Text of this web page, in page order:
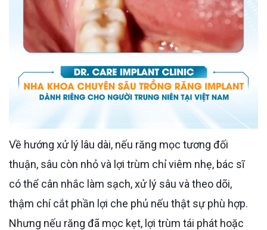
Về hướng xử lý lâu dài, nếu răng mọc tương đối
thuận, sâu còn nhỏ và lợi trùm chỉ viêm nhẹ, bác sĩ
có thể cân nhắc làm sạch, xử lý sâu và theo dõi,
thậm chí cắt phần lợi che phủ nếu thật sự phù hợp.
Nhưng nếu răng đã mọc kẹt, lợi trùm tái phát hoặc